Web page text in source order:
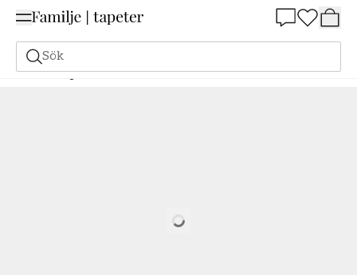
Sök
Målarfärg Beställ utifrån NCS Beställ utifrån NCS 3050-R60B
Loading…